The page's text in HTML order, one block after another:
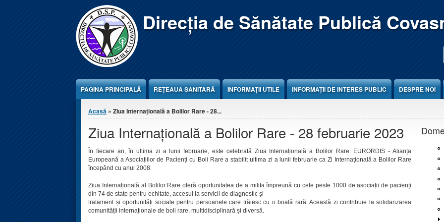
Direcția de Sănătate Publică
PAGINA PRINCIPALĂ REŢEAUA SANITARĂ INFORMAȚII UTILE INFORMAȚII DE INTERES PUBLIC DESPRE NOI
Eşti aici
Acasă » Ziua Internațională a Bolilor Rare - 28...
Ziua Internațională a Bolilor Rare - 28 februarie 2023
În fiecare an, în ultima zi a lunii februarie, este celebrată Ziua Internațională a Bolilor Rare. EURORDIS - Alianța
Europeană a Asociațiilor de Pacienți cu Boli Rare a stabilit ultima zi a lunii februarie ca Zi Internațională a Bolilor Rare
începând cu anul 2008.
Ziua Internațională al Bolilor Rare oferă oportunitatea de a milita împreună cu cele peste 1000 de asociații de pacienți
din 74 de state pentru echitate, accesul la servicii de diagnostic și
tratament și oportunități sociale pentru persoanele care trăiesc cu o boală rară. Această zi contribuie la solidarizarea
comunității internaționale de boli rare, multidisciplinară și diversă.